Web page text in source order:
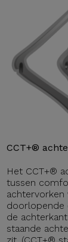
CCT+®
Het CCT+®
tussen
achtervorken
doorlopende
de
staande